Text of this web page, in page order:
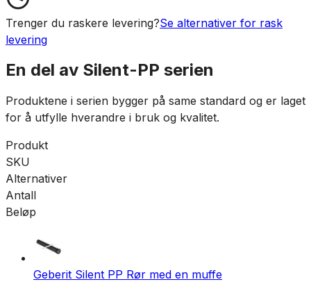
Trenger du raskere levering?Se alternativer for rask
levering
En del av Silent-PP serien
Produktene i serien bygger på same standard og er laget
for å utfylle hverandre i bruk og kvalitet.
Produkt
SKU
Alternativer
Antall
Beløp
Geberit Silent PP Rør med en muffe